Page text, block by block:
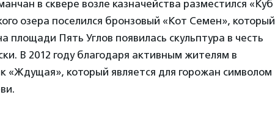
в сквере возле казначейства разместился «Куб
озера поселился бронзовый «Кот Семен», который
площади Пять Углов появилась скульптура в честь
В 2012 году благодаря активным жителям в
«Ждущая», который является для горожан символом